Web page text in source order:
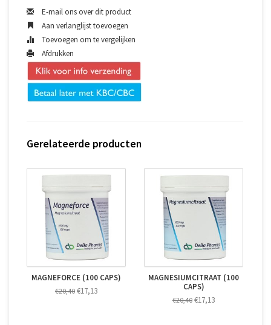
E-mail ons over dit product
Aan verlanglijst toevoegen
Toevoegen om te vergelijken
Afdrukken
Gerelateerde producten
MAGNEFORCE (100 CAPS)
€20,40 €17,13
MAGNESIUMCITRAAT (100
CAPS)
€20,40 €17,13